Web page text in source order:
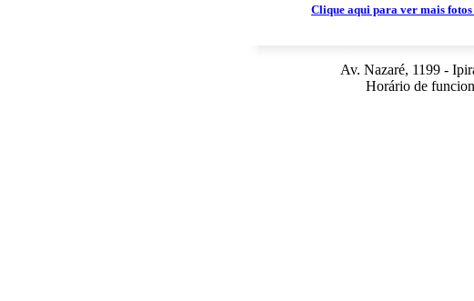
Clique aqui para ver mais
Av. Nazaré, 1199 -
Horário de